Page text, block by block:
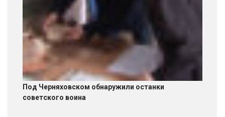
Под Черняховском обнаружили останки
советского воина